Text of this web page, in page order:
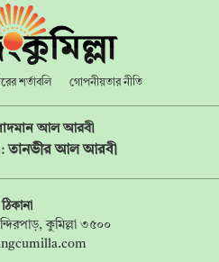
শর্তাবলি গোপনীয়তার নীতি
আল আরবী
তানভীর আল আরবী
ঠিকানা
কুমিল্লা ৩৫০০